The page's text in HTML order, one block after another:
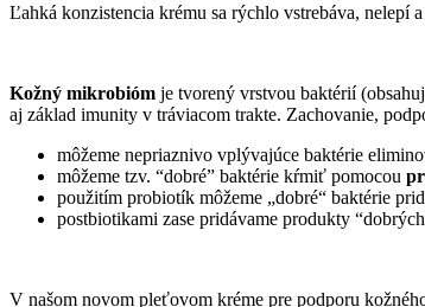
Ľahká konzistencia krému sa rýchlo vstrebáva, nelepí
Kožný mikrobióm je tvorený vrstvou baktérií
aj základ imunity v tráviacom trakte. Zachovanie,
môžeme nepriaznivo vplývajúce baktérie
môžeme tzv. “dobré” baktérie kŕmiť pomocou
použitím probiotík môžeme „dobré“ baktérie
postbiotikami zase pridávame produkty
V našom novom pleťovom kréme pre podporu